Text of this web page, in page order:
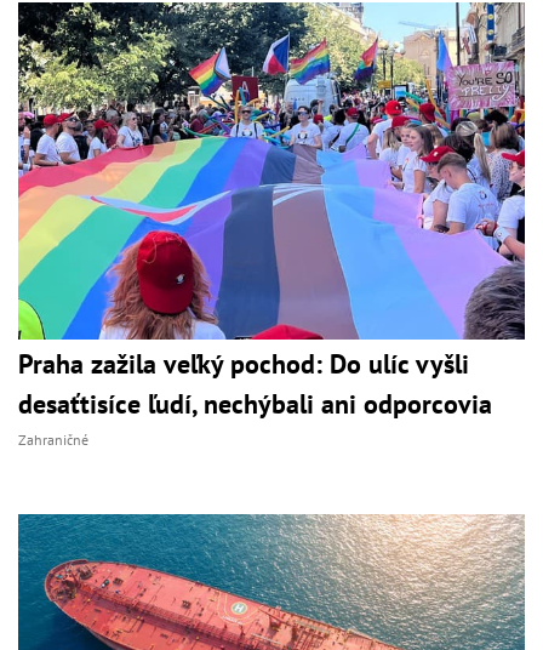
Praha zažila veľký pochod: Do ulíc vyšli
desaťtisíce ľudí, nechýbali ani odporcovia
Zahraničné